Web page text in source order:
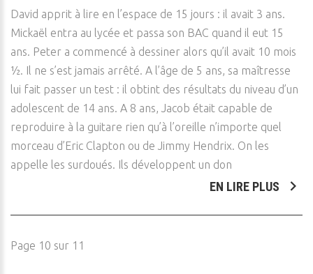
David apprit à lire en l’espace de 15 jours : il avait 3 ans.
Mickaël entra au lycée et passa son BAC quand il eut 15
ans. Peter a commencé à dessiner alors qu’il avait 10 mois
½. Il ne s’est jamais arrêté. A l’âge de 5 ans, sa maîtresse
lui fait passer un test : il obtint des résultats du niveau d’un
adolescent de 14 ans. A 8 ans, Jacob était capable de
reproduire à la guitare rien qu’à l’oreille n’importe quel
morceau d’Eric Clapton ou de Jimmy Hendrix. On les
appelle les surdoués. Ils développent un don
EN LIRE PLUS
Page 10 sur 11